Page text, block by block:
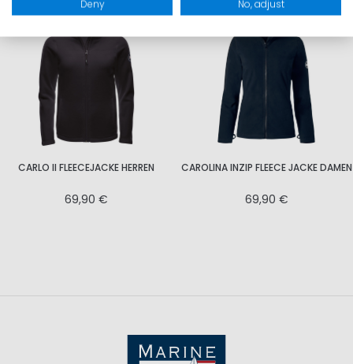
CARLO II FLEECEJACKE HERREN
69,90 €
CAROLINA INZIP FLEECE JACKE DAMEN
69,90 €
Deny No, adjust